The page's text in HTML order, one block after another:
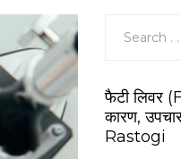
फैटी लिवर
कारण,
Rastogi